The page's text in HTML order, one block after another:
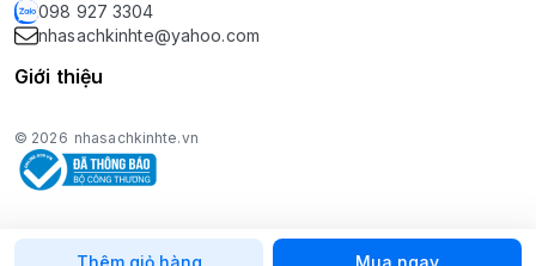
Thêm giỏ hàng Mua ngay
098 927 3304
nhasachkinhte@yahoo.com
Giới thiệu
© 2026 nhasachkinhte.vn